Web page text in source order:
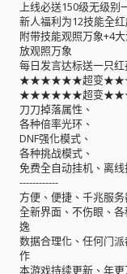
上线必送150级无级别
新人福利为12技能全
附带技能观照万象+4
放观照万象
每日发言达标送一只
★★★★★★超变
★★★★★★超变
刀刀掉落属性、
各种倍率光环、
DNF强化模式、
各种挑战模式、
免费全自动挂机、离
------------
方便、便捷、千兆服务
全新界面、不伤眼、
逸
数据合理化、任何门
作
本游戏持续更新、年